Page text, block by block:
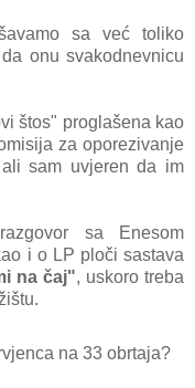
sa već toliko
onu svakodnevnicu
štos" proglašena kao
za oporezivanje
sam uvjeren da im
sa Enesom
i o LP ploči sastava
na čaj", uskoro treba
na 33 obrtaja?